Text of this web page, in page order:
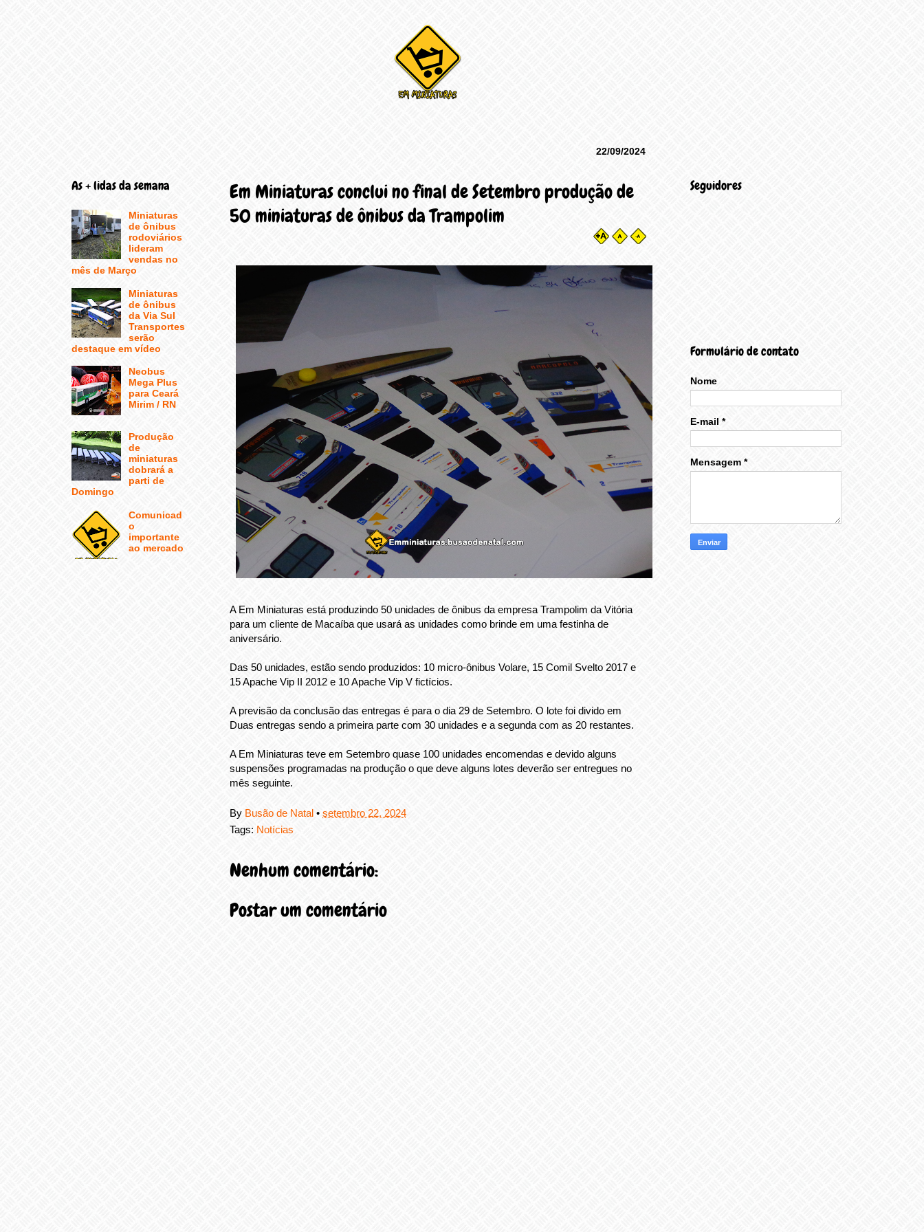
22/09/2024
Em Miniaturas conclui no final de Setembro produção de
50 miniaturas de ônibus da Trampolim
A Em Miniaturas está produzindo 50 unidades de ônibus da empresa Trampolim da Vitória
para um cliente de Macaíba que usará as unidades como brinde em uma festinha de
aniversário.
Das 50 unidades, estão sendo produzidos: 10 micro-ônibus Volare, 15 Comil Svelto 2017 e
15 Apache Vip II 2012 e 10 Apache Vip V fictícios.
A previsão da conclusão das entregas é para o dia 29 de Setembro. O lote foi divido em
Duas entregas sendo a primeira parte com 30 unidades e a segunda com as 20 restantes.
A Em Miniaturas teve em Setembro quase 100 unidades encomendas e devido alguns
suspensões programadas na produção o que deve alguns lotes deverão ser entregues no
mês seguinte.
By Busão de Natal • setembro 22, 2024
Tags: Notícias
Nenhum comentário:
Postar um comentário
As + lidas da semana
Miniaturas
de ônibus
rodoviários
lideram
vendas no
mês de Março
Miniaturas
de ônibus
da Via Sul
Transportes
serão
destaque em vídeo
Neobus
Mega Plus
para Ceará
Mirim / RN
Produção
de
miniaturas
dobrará a
parti de
Domingo
Comunicad
o
importante
ao mercado
Seguidores
Formulário de contato
Nome
E-mail *
Mensagem *